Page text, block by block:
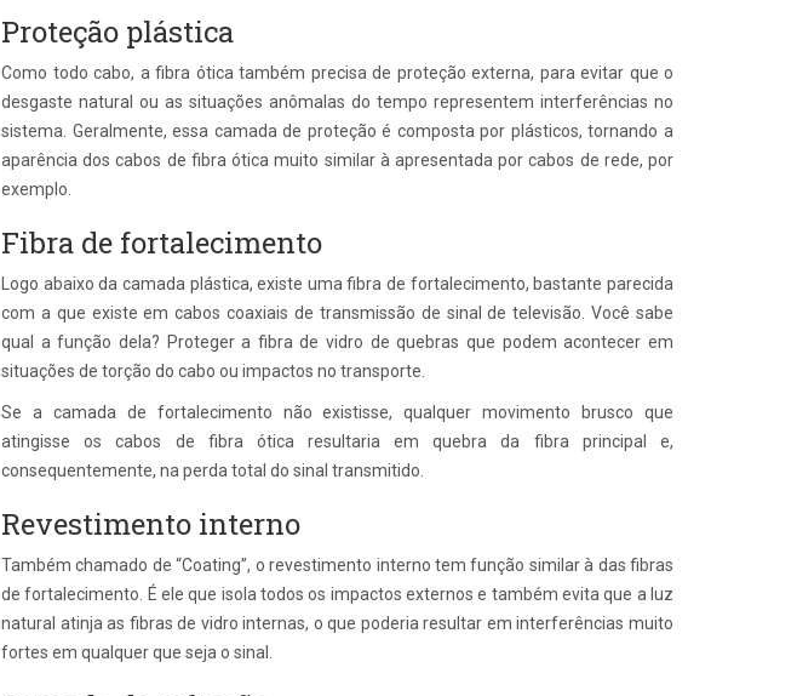
Proteção plástica
Como todo cabo, a fibra ótica também precisa de proteção externa, para evitar que o
desgaste natural ou as situações anômalas do tempo representem interferências no
sistema. Geralmente, essa camada de proteção é composta por plásticos, tornando a
aparência dos cabos de fibra ótica muito similar à apresentada por cabos de rede, por
exemplo.
Fibra de fortalecimento
Logo abaixo da camada plástica, existe uma fibra de fortalecimento, bastante parecida
com a que existe em cabos coaxiais de transmissão de sinal de televisão. Você sabe
qual a função dela? Proteger a fibra de vidro de quebras que podem acontecer em
situações de torção do cabo ou impactos no transporte.
Se a camada de fortalecimento não existisse, qualquer movimento brusco que
atingisse os cabos de fibra ótica resultaria em quebra da fibra principal e,
consequentemente, na perda total do sinal transmitido.
Revestimento interno
Também chamado de “Coating”, o revestimento interno tem função similar à das fibras
de fortalecimento. É ele que isola todos os impactos externos e também evita que a luz
natural atinja as fibras de vidro internas, o que poderia resultar em interferências muito
fortes em qualquer que seja o sinal.